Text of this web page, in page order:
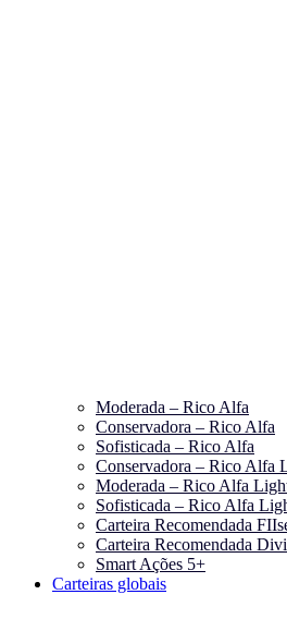
Moderada – Rico Alfa
Conservadora – Rico Alfa
Sofisticada – Rico Alfa
Conservadora – Rico Alfa
Moderada – Rico Alfa
Sofisticada – Rico Alfa
Carteira Recomendada FIIs
Carteira Recomendada
Smart Ações 5+
Carteiras globais